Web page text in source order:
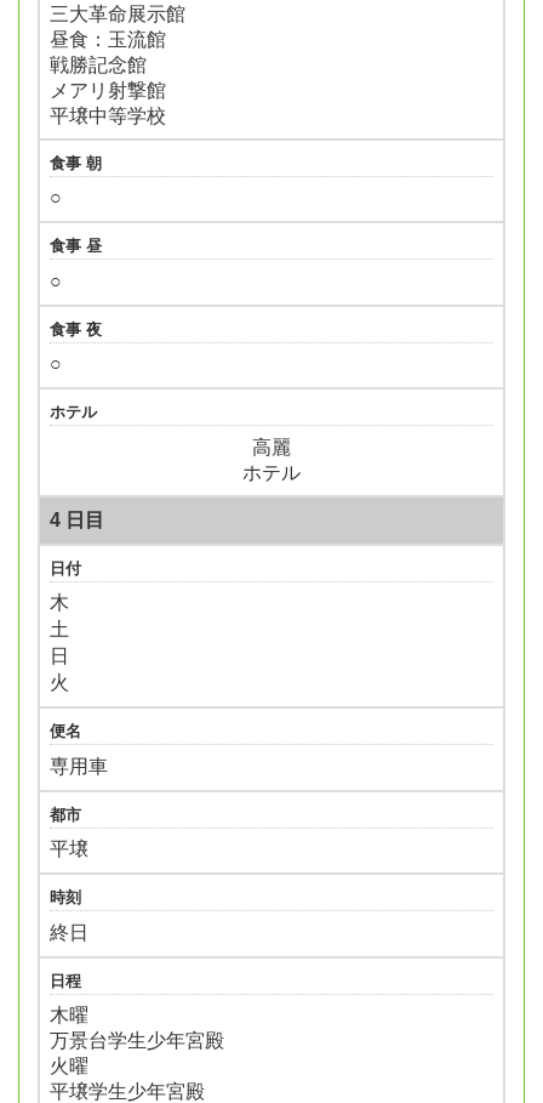
三大革命展示館
昼食：玉流館
戦勝記念館
メアリ射撃館
平壌中等学校
食事 朝
○
食事 昼
○
食事 夜
○
ホテル
高麗
ホテル
4 日目
日付
木
土
日
火
便名
専用車
都市
平壌
時刻
終日
日程
木曜
万景台学生少年宮殿
火曜
平壌学生少年宮殿